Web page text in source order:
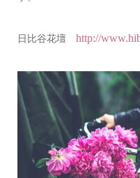
日比谷花壇 http://